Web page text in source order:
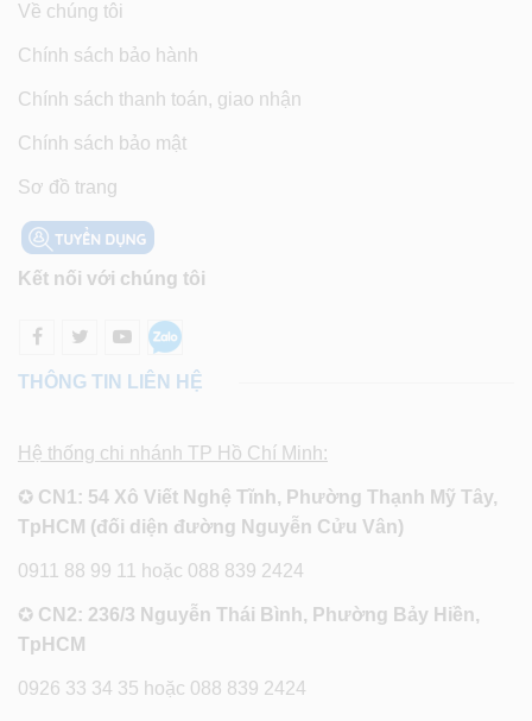
Về chúng tôi
Chính sách bảo hành
Chính sách thanh toán, giao nhận
Chính sách bảo mật
Sơ đồ trang
Kết nối với chúng tôi
THÔNG TIN LIÊN HỆ
Hệ thống chi nhánh TP Hồ Chí Minh:
✪ CN1: 54 Xô Viết Nghệ Tĩnh, Phường Thạnh Mỹ Tây,
TpHCM (đối diện đường Nguyễn Cửu Vân)
0911 88 99 11 hoặc 088 839 2424
✪ CN2: 236/3 Nguyễn Thái Bình, Phường Bảy Hiền,
TpHCM
0926 33 34 35 hoặc 088 839 2424